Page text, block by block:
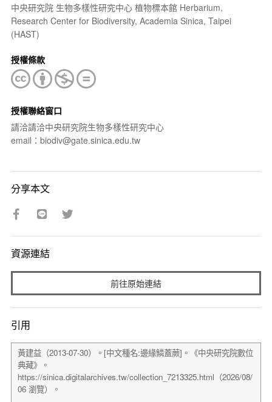
中央研究院 生物多樣性研究中心 植物標本館 Herbarium,
Research Center for Biodiversity, Academia Sinica, Taipei
(HAST)
授權條款
授權聯絡窗口
請洽請洽中央研究院生物多樣性研究中心
email：biodiv@gate.sinica.edu.tw
分享本文
資源連結
前往原始連結
引用